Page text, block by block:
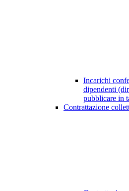
Incarichi
dipendenti
pubblicare in
Contrattazione